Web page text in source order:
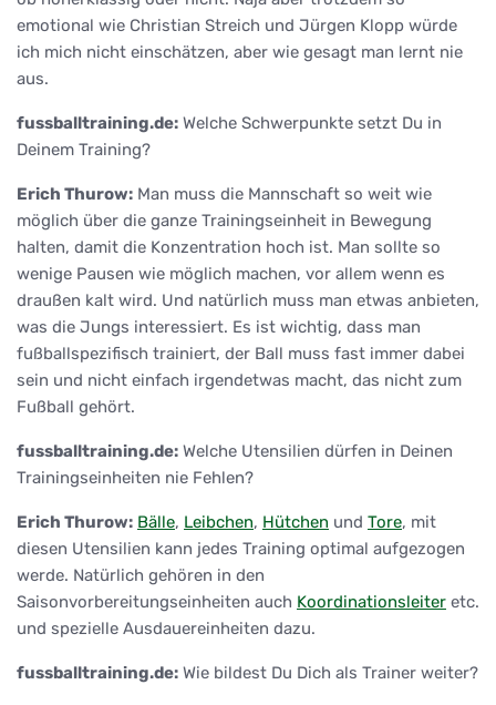
emotional wie Christian Streich und Jürgen Klopp würde
ich mich nicht einschätzen, aber wie gesagt man lernt nie
aus.
fussballtraining.de: Welche Schwerpunkte setzt Du in
Deinem Training?
Erich Thurow: Man muss die Mannschaft so weit wie
möglich über die ganze Trainingseinheit in Bewegung
halten, damit die Konzentration hoch ist. Man sollte so
wenige Pausen wie möglich machen, vor allem wenn es
draußen kalt wird. Und natürlich muss man etwas anbieten,
was die Jungs interessiert. Es ist wichtig, dass man
fußballspezifisch trainiert, der Ball muss fast immer dabei
sein und nicht einfach irgendetwas macht, das nicht zum
Fußball gehört.
fussballtraining.de: Welche Utensilien dürfen in Deinen
Trainingseinheiten nie Fehlen?
Erich Thurow: Bälle, Leibchen, Hütchen und Tore, mit
diesen Utensilien kann jedes Training optimal aufgezogen
werde. Natürlich gehören in den
Saisonvorbereitungseinheiten auch Koordinationsleiter etc.
und spezielle Ausdauereinheiten dazu.
fussballtraining.de: Wie bildest Du Dich als Trainer weiter?